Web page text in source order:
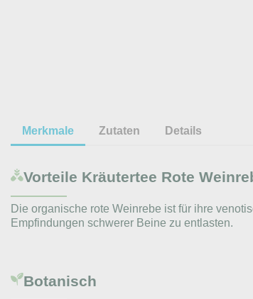
Merkmale Zutaten Details
Vorteile Kräutertee Rote
Die organische rote Weinrebe ist für ihre
Empfindungen schwerer Beine zu entlasten.
Botanisch